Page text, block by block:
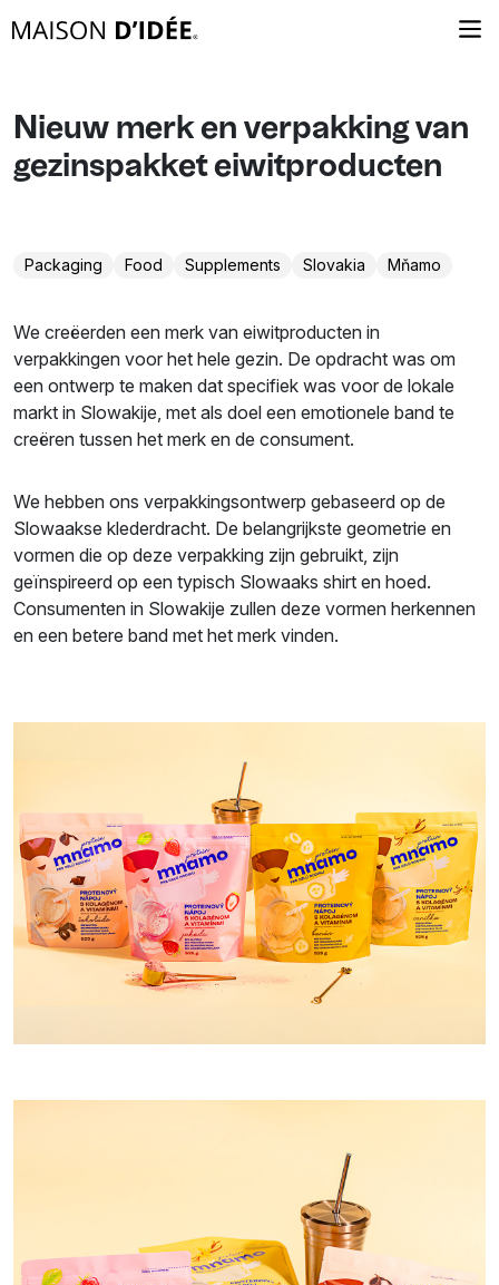
Nieuw merk en verpakking van
gezinspakket eiwitproducten
Packaging Food Supplements Slovakia Mňamo
We creëerden een merk van eiwitproducten in
verpakkingen voor het hele gezin. De opdracht was om
een ontwerp te maken dat specifiek was voor de lokale
markt in Slowakije, met als doel een emotionele band te
creëren tussen het merk en de consument.
We hebben ons verpakkingsontwerp gebaseerd op de
Slowaakse klederdracht. De belangrijkste geometrie en
vormen die op deze verpakking zijn gebruikt, zijn
geïnspireerd op een typisch Slowaaks shirt en hoed.
Consumenten in Slowakije zullen deze vormen herkennen
en een betere band met het merk vinden.